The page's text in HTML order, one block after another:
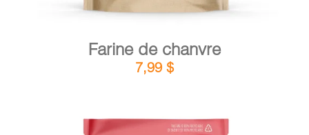
Farine de chanvre
7,99 $